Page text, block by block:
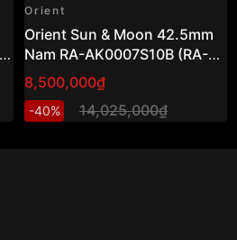
Orient
Orient Sun & Moon 42.5mm
Nam RA-AK0007S10B (RA-
AK0007S30B)
8,500,000₫
-40% 14,025,000₫